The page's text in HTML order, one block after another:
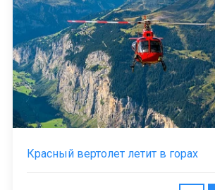
Красный вертолет летит в горах